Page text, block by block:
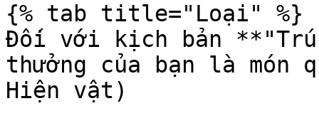
{% tab title="Loại" %}
Đối với kịch bản
thưởng của bạn là
Hiện vật)